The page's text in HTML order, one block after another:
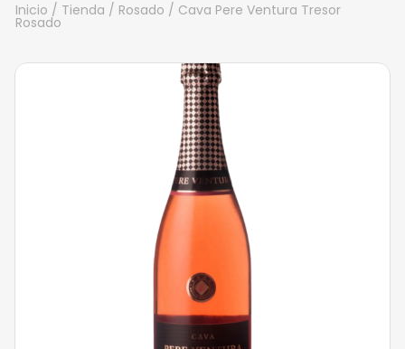
Inicio / Tienda / Rosado / Cava Pere Ventura Tresor
Rosado